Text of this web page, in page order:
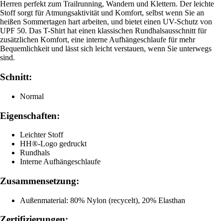
Herren perfekt zum Trailrunning, Wandern und Klettern. Der leichte
Stoff sorgt für Atmungsaktivität und Komfort, selbst wenn Sie an
heißen Sommertagen hart arbeiten, und bietet einen UV-Schutz von
UPF 50. Das T-Shirt hat einen klassischen Rundhalsausschnitt für
zusätzlichen Komfort, eine interne Aufhängeschlaufe für mehr
Bequemlichkeit und lässt sich leicht verstauen, wenn Sie unterwegs
sind.
Schnitt:
Normal
Eigenschaften:
Leichter Stoff
HH®-Logo gedruckt
Rundhals
Interne Aufhängeschlaufe
Zusammensetzung:
Außenmaterial: 80% Nylon (recycelt), 20% Elasthan